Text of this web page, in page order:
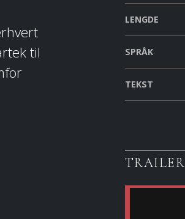
til
LENGDE
SPRÅK
TEKST
TRAILER